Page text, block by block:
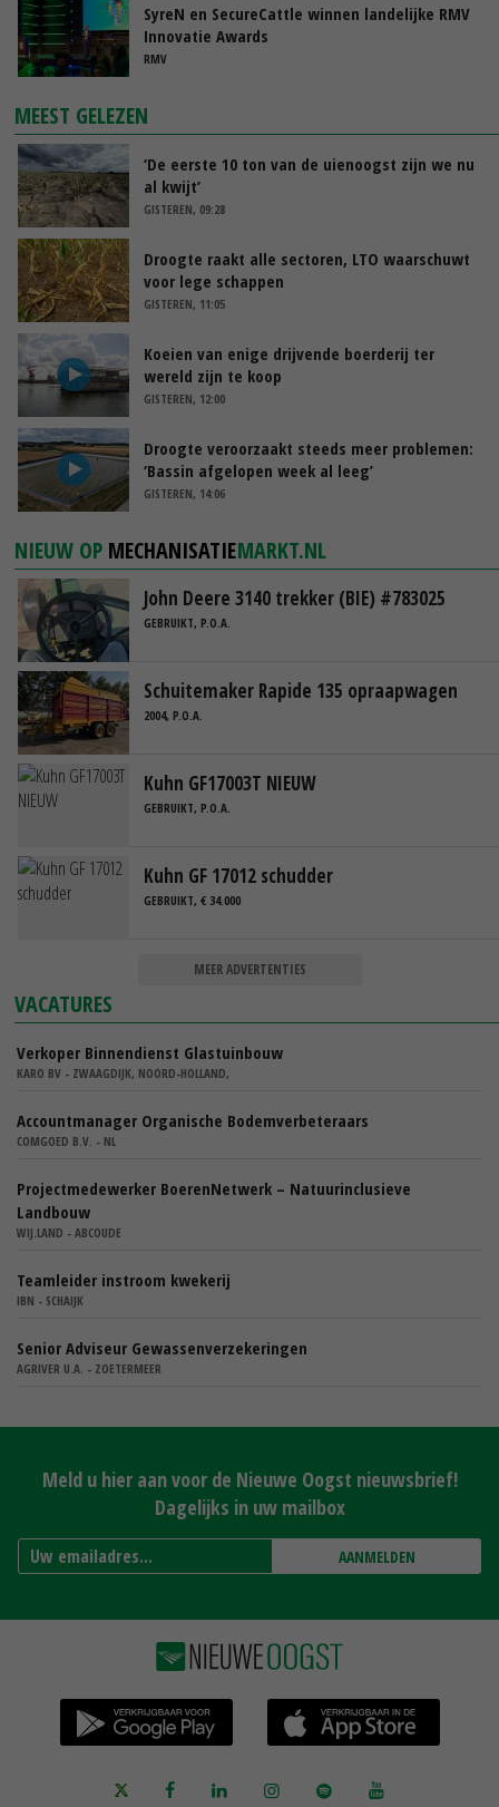
SyreN en SecureCattle winnen landelijke RMV
Innovatie Awards
RMV
MEEST GELEZEN
‘De eerste 10 ton van de uienoogst zijn we nu
al kwijt’
GISTEREN, 09:28
Droogte raakt alle sectoren, LTO waarschuwt
voor lege schappen
GISTEREN, 11:05
Koeien van enige drijvende boerderij ter
wereld zijn te koop
GISTEREN, 12:00
Droogte veroorzaakt steeds meer problemen:
‘Bassin afgelopen week al leeg’
GISTEREN, 14:06
NIEUW OP MECHANISATIEMARKT.NL
John Deere 3140 trekker (BIE) #783025
GEBRUIKT, P.O.A.
Schuitemaker Rapide 135 opraapwagen
2004, P.O.A.
Kuhn GF17003T NIEUW
GEBRUIKT, P.O.A.
Kuhn GF 17012 schudder
GEBRUIKT, € 34.000
MEER ADVERTENTIES
VACATURES
Verkoper Binnendienst Glastuinbouw
KARO BV - ZWAAGDIJK, NOORD-HOLLAND,
Accountmanager Organische Bodemverbeteraars
COMGOED B.V. - NL
Projectmedewerker BoerenNetwerk – Natuurinclusieve
Landbouw
WIJ.LAND - ABCOUDE
Teamleider instroom kwekerij
IBN - SCHAIJK
Senior Adviseur Gewassenverzekeringen
AGRIVER U.A. - ZOETERMEER
Meld u hier aan voor de Nieuwe Oogst nieuwsbrief!
Dagelijks in uw mailbox
AANMELDEN